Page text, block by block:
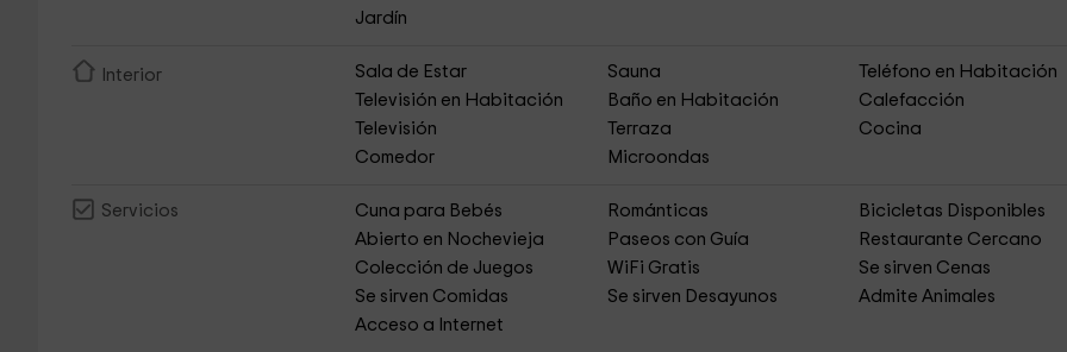
Jardín
Interior Sala de Estar Sauna
Teléfono en Habitación
Televisión en Habitación
Baño en Habitación
Calefacción
Televisión
Terraza
Cocina
Comedor
Microondas
Servicios Cuna para Bebés Románticas
Bicicletas Disponibles
Abierto en Nochevieja
Paseos con Guía
Restaurante Cercano
Colección de Juegos
WiFi Gratis
Se sirven Cenas
Se sirven Comidas
Se sirven Desayunos
Admite Animales
Acceso a Internet